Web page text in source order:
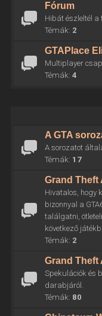
Fórum
Hibát észleltél a
Témák: 2
GTAPlace
Multiplayer
Témák: 4
A GTA
A sorozatot
Témák: 17
Grand Theft
Hivatalos, hogy
bizonnyal a
találgatni,
következő
Témák: 2
Grand Theft
Spekulációk és
darabjáról.
Témák: 80